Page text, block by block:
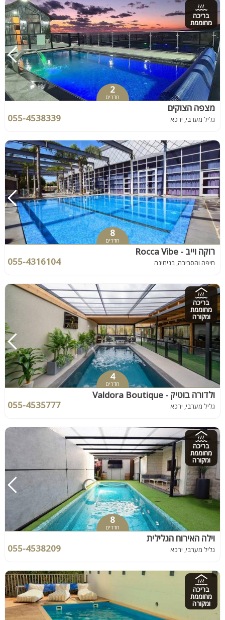
בריכה
מחוממת
2
חדרים
מצפה הצוקים
גליל מערבי, ירכא 055-4538339
8
חדרים
רוקה וייב - Rocca Vibe
חיפה והסביבה, בנימינה 055-4316104
בריכה
מחוממת
ומקורה
4
חדרים
ולדורה בוטיק - Valdora Boutique
גליל מערבי, ירכא 055-4535777
בריכה
מחוממת
ומקורה
8
חדרים
וילה האירוח הגלילית
גליל מערבי, ירכא 055-4538209
בריכה
מחוממת
ומקורה